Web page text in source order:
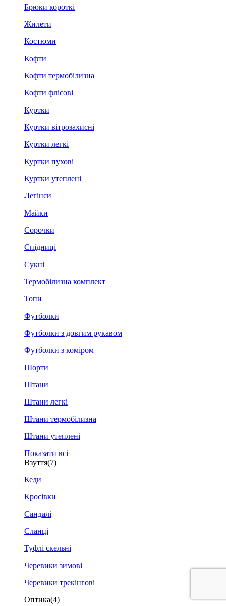
Брюки короткі
Жилети
Костюми
Кофти
Кофти термобілизна
Кофти флісові
Куртки
Куртки вітрозахисні
Куртки легкі
Куртки пухові
Куртки утеплені
Легінси
Майки
Сорочки
Спідниці
Сукні
Термобілизна комплект
Топи
Футболки
Футболки з довгим рукавом
Футболки з коміром
Шорти
Штани
Штани легкі
Штани термобілизна
Штани утеплені
Показати всі
Взуття(7)
Кеди
Кросівки
Сандалі
Сланці
Туфлі скельні
Черевики зимові
Черевики трекінгові
Оптика(4)